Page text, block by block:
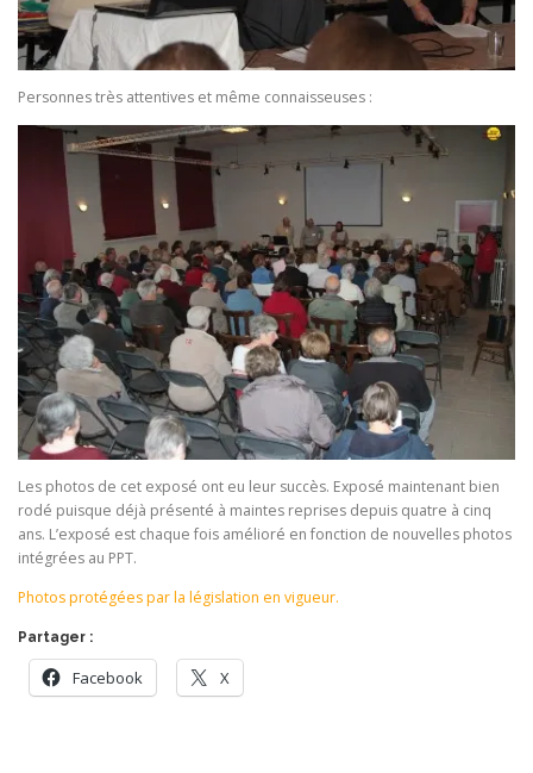
Personnes très attentives et même connaisseuses :
Les photos de cet exposé ont eu leur succès. Exposé maintenant bien
rodé puisque déjà présenté à maintes reprises depuis quatre à cinq
ans. L’exposé est chaque fois amélioré en fonction de nouvelles photos
intégrées au PPT.
Photos protégées par la législation en vigueur.
Partager :
Facebook X